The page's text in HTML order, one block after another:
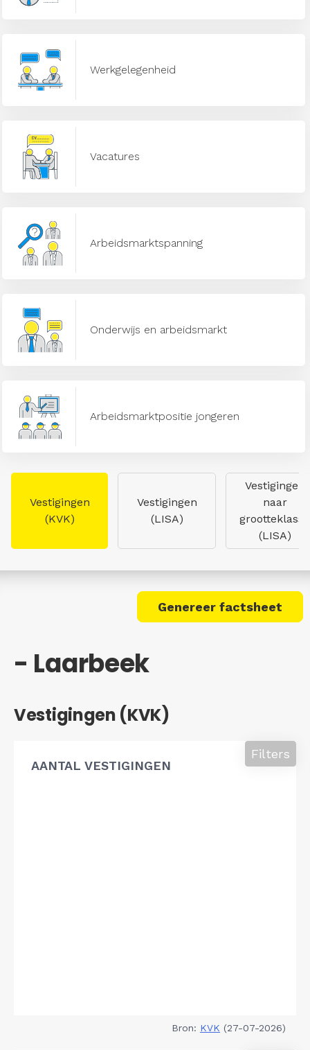
Werkgelegenheid
Vacatures
Arbeidsmarktspanning
Onderwijs en arbeidsmarkt
Arbeidsmarktpositie jongeren
Vestigingen
(KVK)
Vestigingen
(LISA)
Vestigingen
naar
grootteklasse
(LISA)
Genereer factsheet
- Laarbeek
Vestigingen (KVK)
AANTAL VESTIGINGEN
Filters
Bron: KVK (27-07-2026)